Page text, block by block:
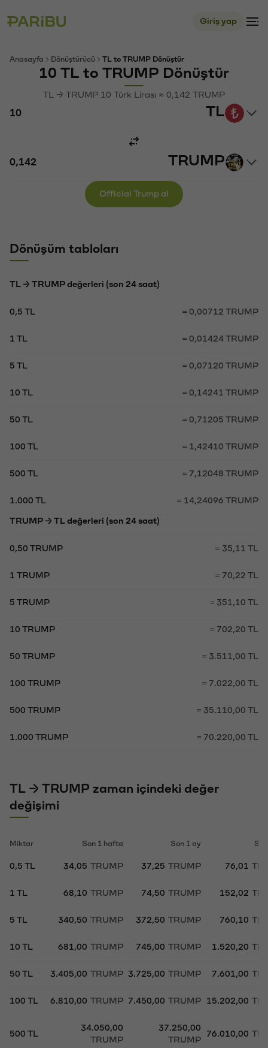
Giriş yap
Anasayfa Dönüştürücü TL to TRUMP Dönüştür
10 TL to TRUMP Dönüştür
TL → TRUMP 10 Türk Lirası ≈ 0,142 TRUMP
TL
TRUMP
Official Trump al
Dönüşüm tabloları
TL → TRUMP değerleri (son 24 saat)
0,5 TL = 0,00712 TRUMP
1 TL = 0,01424 TRUMP
5 TL = 0,07120 TRUMP
10 TL = 0,14241 TRUMP
50 TL = 0,71205 TRUMP
100 TL = 1,42410 TRUMP
500 TL = 7,12048 TRUMP
1.000 TL = 14,24096 TRUMP
TRUMP → TL değerleri (son 24 saat)
0,50 TRUMP = 35,11 TL
1 TRUMP = 70,22 TL
5 TRUMP = 351,10 TL
10 TRUMP = 702,20 TL
50 TRUMP = 3.511,00 TL
100 TRUMP = 7.022,00 TL
500 TRUMP = 35.110,00 TL
1.000 TRUMP = 70.220,00 TL
TL → TRUMP zaman içindeki değer
değişimi
Miktar Son 1 hafta Son 1 ay
0,5 TL 34,05 TRUMP 37,25 TRUMP 76,01
1 TL 68,10 TRUMP 74,50 TRUMP 152,02
5 TL 340,50 TRUMP 372,50 TRUMP 760,10
10 TL 681,00 TRUMP 745,00 TRUMP 1.520,20
50 TL 3.405,00 TRUMP 3.725,00 TRUMP 7.601,00
100 TL 6.810,00 TRUMP 7.450,00 TRUMP 15.202,00
500 TL
34.050,00
TRUMP
37.250,00
TRUMP
76.010,00